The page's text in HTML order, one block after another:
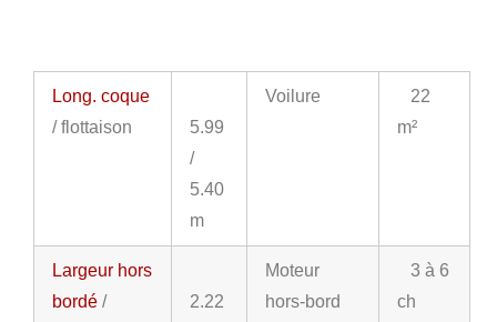
Long. coque
/ flottaison
5.99
/
5.40
m
Voilure
22
m²
Largeur hors
bordé /
2.22
Moteur
hors-bord
3 à 6
ch